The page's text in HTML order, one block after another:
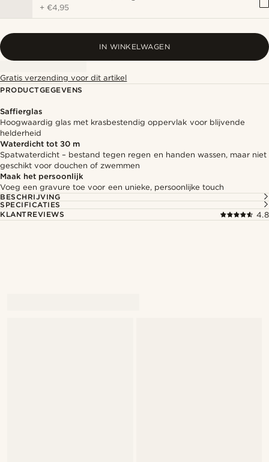
+€4,95
IN WINKELWAGEN
Gratis verzending voor dit artikel
PRODUCTGEGEVENS
Saffierglas
Hoogwaardig glas met krasbestendig oppervlak voor blijvende
helderheid
Waterdicht tot 30 m
Spatwaterdicht – bestand tegen regen en handen wassen, maar niet
geschikt voor douchen of zwemmen
Maak het persoonlijk
Voeg een gravure toe voor een unieke, persoonlijke touch
BESCHRIJVING
SPECIFICATIES
KLANTREVIEWS
4.8